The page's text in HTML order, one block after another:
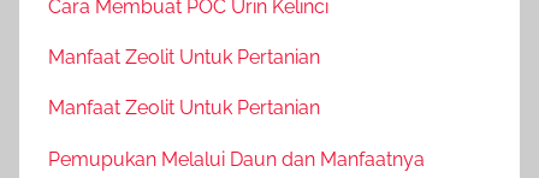
Cara Membuat POC Urin Kelinci
Manfaat Zeolit Untuk Pertanian
Manfaat Zeolit Untuk Pertanian
Pemupukan Melalui Daun dan Manfaatnya